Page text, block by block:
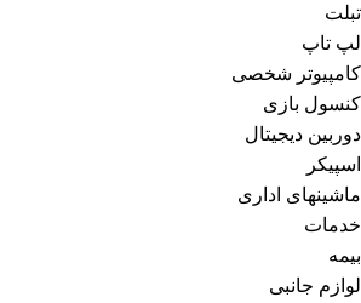
تبلت
لپ تاپ
کامپیوتر شخصی
کنسول بازی
دوربین دیجیتال
اسپیکر
ماشینهای اداری
خدمات
بیمه
لوازم جانبی